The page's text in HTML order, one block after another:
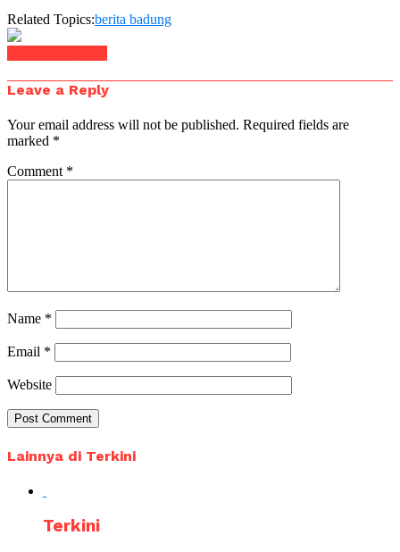
Related Topics:berita badung
Leave a Reply
Your email address will not be published. Required fields are
marked *
Comment *
Name *
Email *
Website
Lainnya di Terkini
Terkini